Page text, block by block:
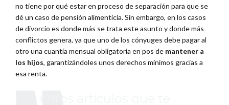
no tiene por qué estar en proceso de separación para que se
dé un caso de pensión alimenticia. Sin embargo, en los casos
de divorcio es donde más se trata este asunto y donde más
conflictos genera, ya que uno de los cónyuges debe pagar al
otro una cuantía mensual obligatoria en pos de mantener a
los hijos, garantizándoles unos derechos mínimos gracias a
esa renta.